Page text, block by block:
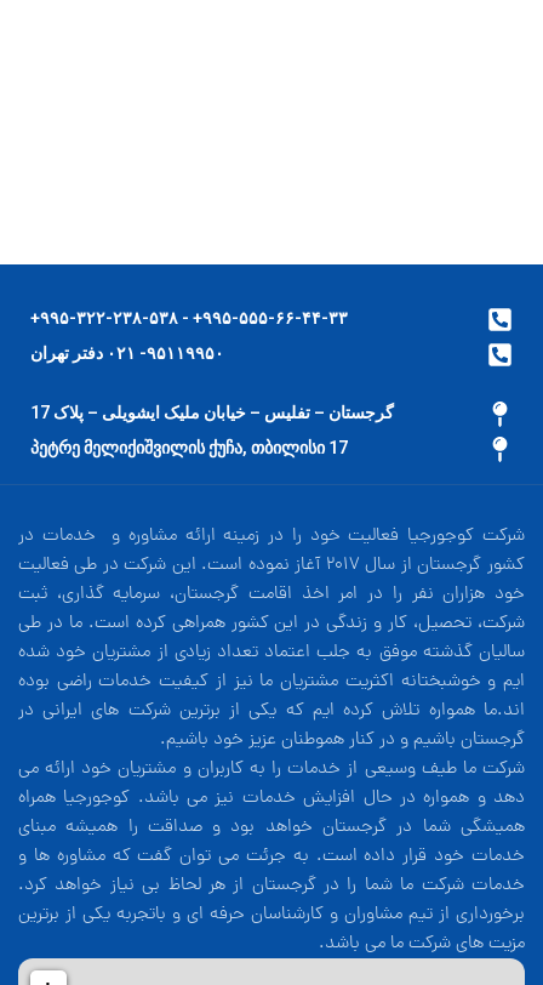
۹۹۵-۵۵۵-۶۶-۴۴-۳۳+ - ۹۹۵-۳۲۲-۲۳۸-۵۳۸+
۹۵۱۱۹۹۵۰- ۰۲۱ دفتر تهران
گرجستان – تفلیس – خیابان ملیک ایشویلی – پلاک 17
17 პეტრე მელიქიშვილის ქუჩა, თბილისი
شرکت کوجورجیا فعالیت خود را در زمینه ارائه مشاوره و خدمات در
کشور گرجستان از سال 2017 آغاز نموده است. این شرکت در طی فعالیت
خود هزاران نفر را در امر اخذ اقامت گرجستان، سرمایه گذاری، ثبت
شرکت، تحصیل، کار و زندگی در این کشور همراهی کرده است. ما در طی
سالیان گذشته موفق به جلب اعتماد تعداد زیادی از مشتریان خود شده
ایم و خوشبختانه اکثریت مشتریان ما نیز از کیفیت خدمات راضی بوده
اند.ما همواره تلاش کرده ایم که یکی از برترین شرکت های ایرانی در
گرجستان باشیم و در کنار هموطنان عزیز خود باشیم.
شرکت ما طیف وسیعی از خدمات را به کاربران و مشتریان خود ارائه می
دهد و همواره در حال افزایش خدمات نیز می باشد. کوجورجیا همراه
همیشگی شما در گرجستان خواهد بود و صداقت را همیشه مبنای
خدمات خود قرار داده است. به جرئت می توان گفت که مشاوره ها و
خدمات شرکت ما شما را در گرجستان از هر لحاظ بی نیاز خواهد کرد.
برخورداری از تیم مشاوران و کارشناسان حرفه ای و باتجربه یکی از برترین
مزیت های شرکت ما می باشد.